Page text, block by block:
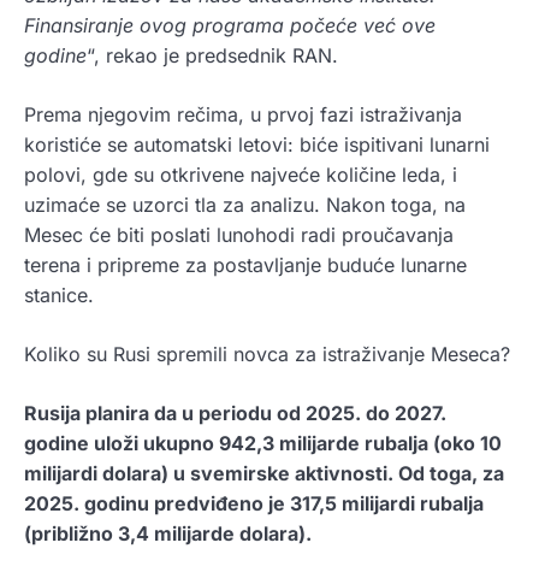
Finansiranje ovog programa počeće već ove
godine“, rekao je predsednik RAN.
Prema njegovim rečima, u prvoj fazi istraživanja
koristiće se automatski letovi: biće ispitivani lunarni
polovi, gde su otkrivene najveće količine leda, i
uzimaće se uzorci tla za analizu. Nakon toga, na
Mesec će biti poslati lunohodi radi proučavanja
terena i pripreme za postavljanje buduće lunarne
stanice.
Koliko su Rusi spremili novca za istraživanje Meseca?
Rusija planira da u periodu od 2025. do 2027.
godine uloži ukupno 942,3 milijarde rubalja (oko 10
milijardi dolara) u svemirske aktivnosti. Od toga, za
2025. godinu predviđeno je 317,5 milijardi rubalja
(približno 3,4 milijarde dolara).